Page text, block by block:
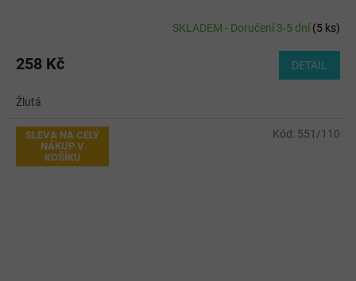
SKLADEM - Doručení 3-5 dní(5 ks)
258 Kč DETAIL
Žlutá
SLEVA NA CELÝ
NÁKUP V
KOŠÍKU
Kód: 551/110